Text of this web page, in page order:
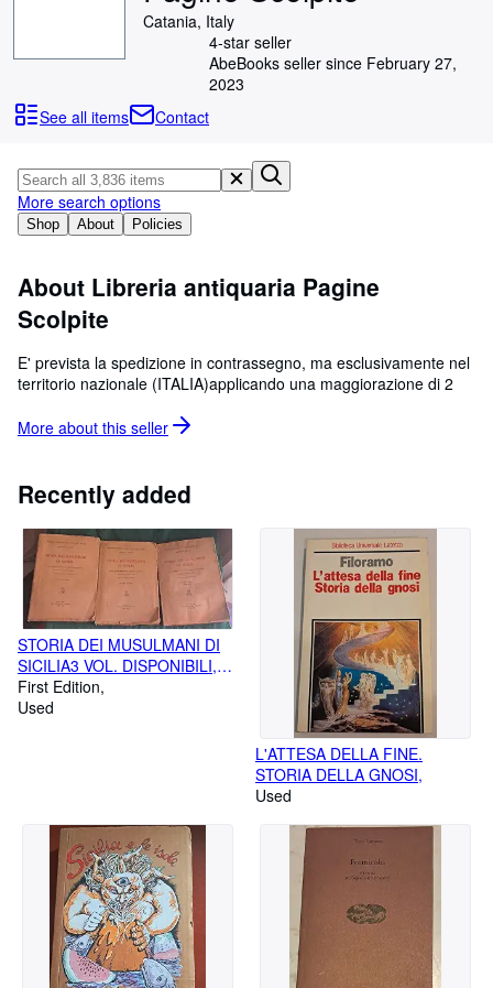
Browse Collections
Rare Books
Textbooks
Sellers
Help
Catania, Italy
4-star seller
AbeBooks seller since February 27,
2023
See all items
Contact
Shop About Policies
More search options
About Libreria antiquaria Pagine
Scolpite
E' prevista la spedizione in contrassegno, ma esclusivamente nel
territorio nazionale (ITALIA)applicando una maggiorazione di 2
More about this seller
Recently added
STORIA DEI MUSULMANI DI
SICILIA3 VOL. DISPONIBILI,
SECONDA EDIZIONE
MODIFICATA E ACCRESCIUTA
First Edition
Used
L'ATTESA DELLA FINE.
STORIA DELLA GNOSI,
Used